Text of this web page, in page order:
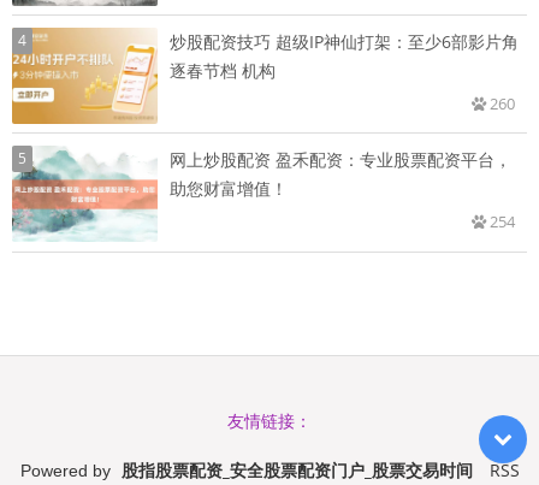
4
炒股配资技巧 超级IP神仙打架：至少6部影片角
逐春节档 机构
260
5
网上炒股配资 盈禾配资：专业股票配资平台，
助您财富增值！
254
友情链接：
Powered by 股指股票配资_安全股票配资门户_股票交易时间 RSS